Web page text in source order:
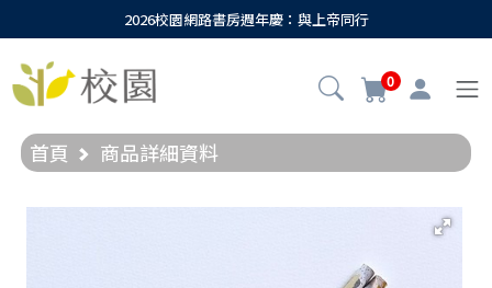
2026校園網路書房週年慶：與上帝同行
0
首頁 商品詳細資料